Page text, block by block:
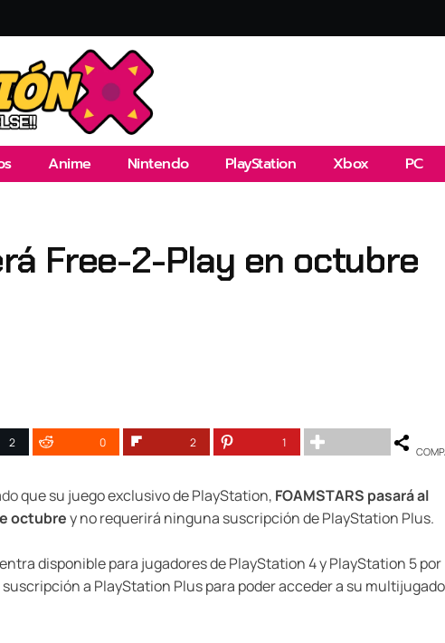
Anime Nintendo PlayStation Xbox PC
Free-2-Play en octubre
2 0 2 1
que su juego exclusivo de PlayStation, FOAMSTARS pasará al
octubrey no requerirá ninguna suscripción de PlayStation Plus.
disponible para jugadores de PlayStation 4 y PlayStation 5 por
a PlayStation Plus para poder acceder a su